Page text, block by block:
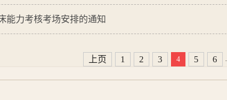
能力考核考场安排的通知
上页 1 2 3 4 5 6